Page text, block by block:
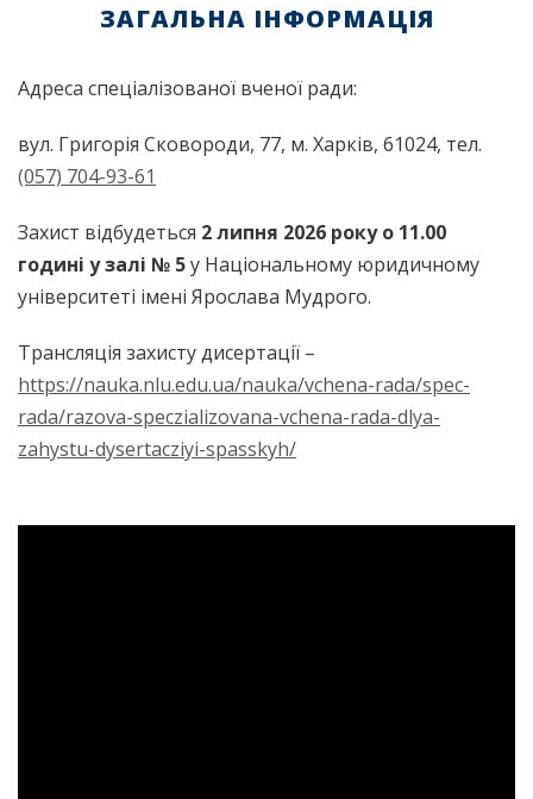
ЗАГАЛЬНА ІНФОРМАЦІЯ
Адреса спеціалізованої вченої ради:
вул. Григорія Сковороди, 77, м. Харків, 61024, тел.
(057) 704-93-61
Захист відбудеться 2 липня 2026 року о 11.00
годині у залі № 5у Національному юридичному
університеті імені Ярослава Мудрого.
Трансляція захисту дисертації –
https://nauka.nlu.edu.ua/nauka/vchena-rada/spec-
rada/razova-speczializovana-vchena-rada-dlya-
zahystu-dysertacziyi-spasskyh/